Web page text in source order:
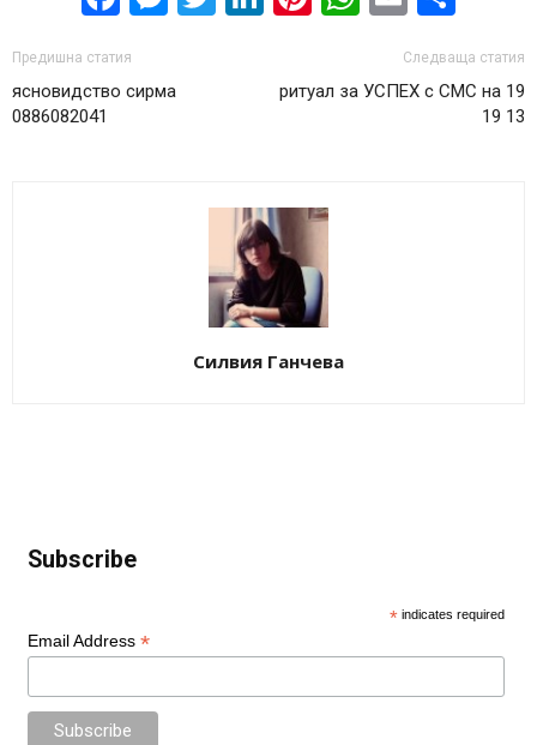
Предишна статия
ясновидство сирма
0886082041
Следваща статия
ритуал за УСПЕХ с СМС на 19
19 13
Силвия Ганчева
Subscribe
* indicates required
Email Address *